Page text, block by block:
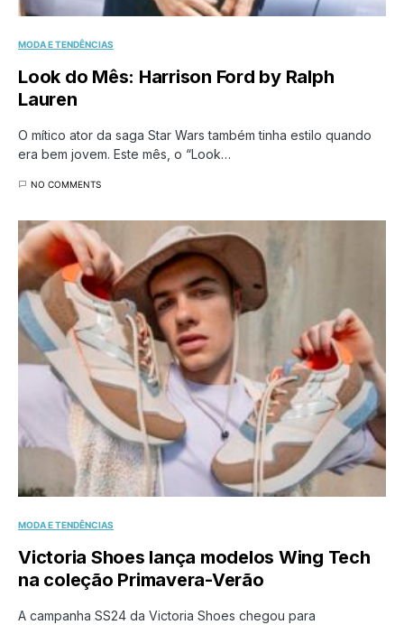
MODA E TENDÊNCIAS
Look do Mês: Harrison Ford by Ralph
Lauren
O mítico ator da saga Star Wars também tinha estilo quando
era bem jovem. Este mês, o “Look…
NO COMMENTS
MODA E TENDÊNCIAS
Victoria Shoes lança modelos Wing Tech
na coleção Primavera-Verão
A campanha SS24 da Victoria Shoes chegou para